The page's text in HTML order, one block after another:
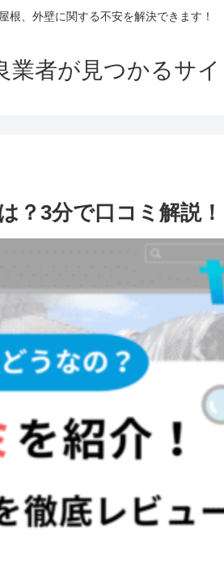
屋根、外壁に関する不安を解決できます！
業者が見つかるサ
？3分で口コミ解説！